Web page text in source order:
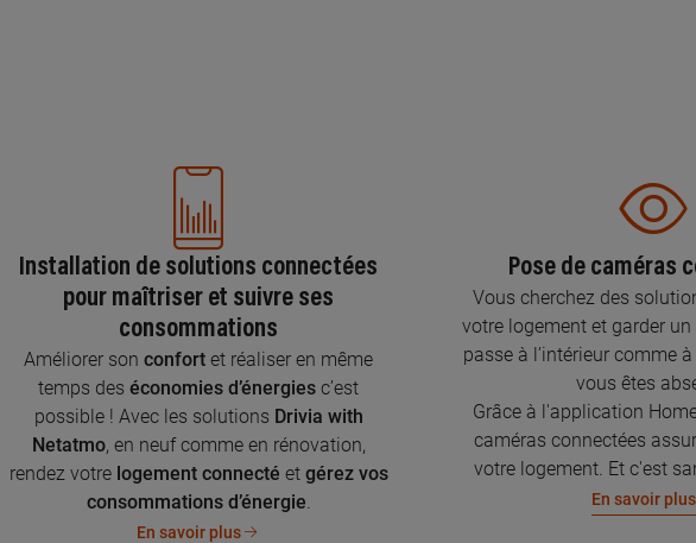
Installation de solutions connectées
pour maîtriser et suivre ses
consommations
Améliorer son confort et réaliser en même
temps des économies d’énergies c’est
possible ! Avec les solutions Drivia with
Netatmo, en neuf comme en rénovation,
rendez votre logement connecté et gérez vos
consommations d’énergie.
En savoir plus
Pose de caméras
Vous cherchez des
votre logement et garder un
passe à l’intérieur comme
vous êtes
Grâce à l'application
caméras connectées
votre logement. Et c'est
En savoir plus